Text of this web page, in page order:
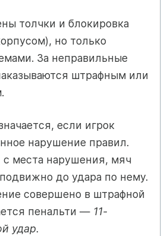
толчки и блокировка
но только
За неправильные
штрафным или
если игрок
нарушение правил.
места нарушения, мяч
до удара по нему.
совершено в штрафной
пенальти — 11-
удар.